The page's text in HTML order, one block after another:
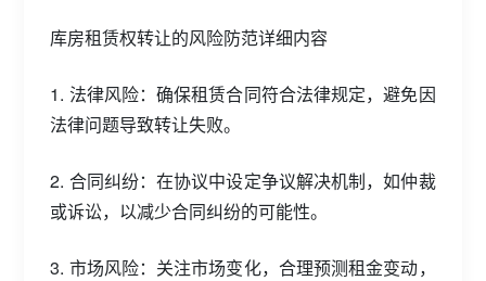
库房租赁权转让的风险防范详细内容
1. 法律风险：确保租赁合同符合法律规定，避免因
法律问题导致转让失败。
2. 合同纠纷：在协议中设定争议解决机制，如仲裁
或诉讼，以减少合同纠纷的可能性。
3. 市场风险：关注市场变化，合理预测租金变动，